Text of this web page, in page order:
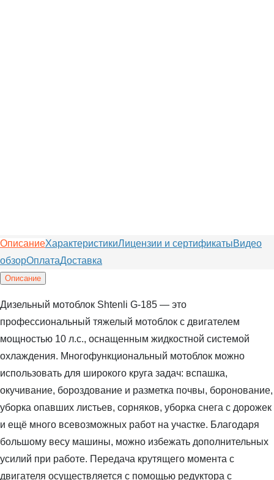
ОписаниеХарактеристикиЛицензии и сертификатыВидео
обзорОплатаДоставка
Описание
Дизельный мотоблок Shtenli G-185 — это
профессиональный тяжелый мотоблок с двигателем
мощностью 10 л.с., оснащенным жидкостной системой
охлаждения. Многофункциональный мотоблок можно
использовать для широкого круга задач: вспашка,
окучивание, бороздование и разметка почвы, боронование,
уборка опавших листьев, сорняков, уборка снега с дорожек
и ещё много всевозможных работ на участке. Благодаря
большому весу машины, можно избежать дополнительных
усилий при работе. Передача крутящего момента с
двигателя осуществляется с помощью редуктора с